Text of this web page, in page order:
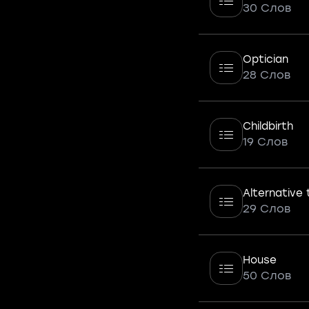
30 Слов
Optician
28 Слов
Childbirth
19 Слов
Alternative
29 Слов
House
50 Слов